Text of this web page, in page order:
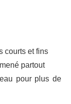
courts et fins
partout
pour plus de